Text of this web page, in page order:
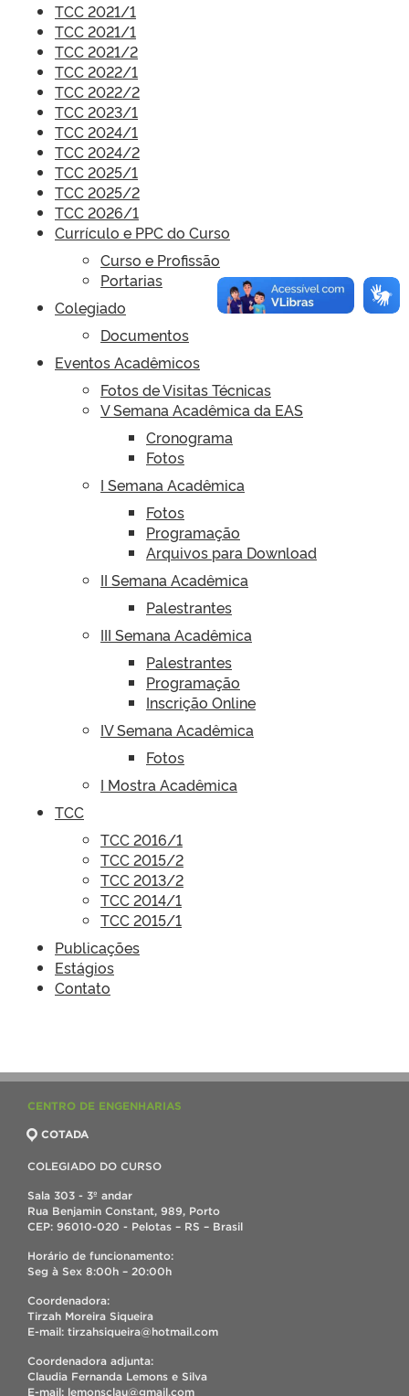
TCC 2021/1
TCC 2021/1
TCC 2021/2
TCC 2022/1
TCC 2022/2
TCC 2023/1
TCC 2024/1
TCC 2024/2
TCC 2025/1
TCC 2025/2
TCC 2026/1
Currículo e PPC do Curso
Curso e Profissão
Portarias
Colegiado
Documentos
Eventos Acadêmicos
Fotos de Visitas Técnicas
V Semana Acadêmica da EAS
Cronograma
Fotos
I Semana Acadêmica
Fotos
Programação
Arquivos para Download
II Semana Acadêmica
Palestrantes
III Semana Acadêmica
Palestrantes
Programação
Inscrição Online
IV Semana Acadêmica
Fotos
I Mostra Acadêmica
TCC
TCC 2016/1
TCC 2015/2
TCC 2013/2
TCC 2014/1
TCC 2015/1
Publicações
Estágios
Contato
CENTRO DE ENGENHARIAS
COTADA
COLEGIADO DO CURSO
Sala 303 - 3º andar
Rua Benjamin Constant, 989, Porto
CEP: 96010-020 - Pelotas – RS – Brasil
Horário de funcionamento:
Seg à Sex 8:00h – 20:00h
Coordenadora:
Tirzah Moreira Siqueira
E-mail: tirzahsiqueira@hotmail.com
Coordenadora adjunta:
Claudia Fernanda Lemons e Silva
E-mail: lemonsclau@gmail.com